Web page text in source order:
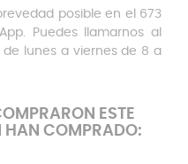
posible en el 673
Puedes llamarnos al
de lunes a viernes de 8 a
ESTE
HAN COMPRADO: